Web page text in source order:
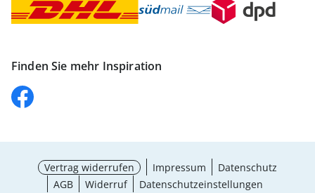
Finden Sie mehr Inspiration
Vertrag widerrufen Impressum
Datenschutz
AGB
Widerruf Datenschutzeinstellungen